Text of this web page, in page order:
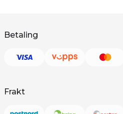
Betaling
Frakt